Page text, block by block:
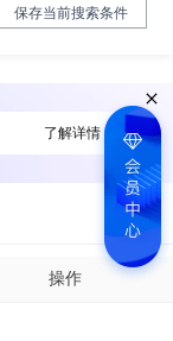
保存当前搜索条件
了解详情
操作